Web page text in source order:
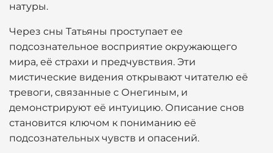
натуры.
Через сны Татьяны проступает ее
подсознательное восприятие окружающего
мира, её страхи и предчувствия. Эти
мистические видения открывают читателю её
тревоги, связанные с Онегиным, и
демонстрируют её интуицию. Описание снов
становится ключом к пониманию её
подсознательных чувств и опасений.